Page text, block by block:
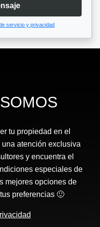
servicio y privacidad
tu propiedad en el
atención exclusiva
y encuentra el
especiales de
mejores opciones de
preferencias 🙂